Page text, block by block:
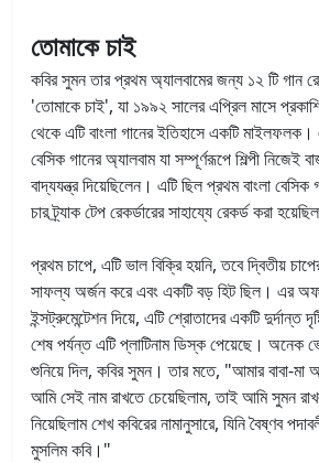
তোমাকে চাই
কবির সুমন তার প্রথম অ্যালবামের জন্য ১২ টি গান
'তোমাকে চাই', যা ১৯৯২ সালের এপ্রিল মাসে
থেকে এটি বাংলা গানের ইতিহাসে একটি মাইলফলক।
বেসিক গানের অ্যালবাম যা সম্পূর্ণরূপে শিল্পী নিজেই
বাদ্যযন্ত্র দিয়েছিলেন। এটি ছিল প্রথম বাংলা বেসিক
চার ট্র্যাক টেপ রেকর্ডারের সাহায্যে রেকর্ড করা
প্রথম চাপে, এটি ভাল বিক্রি হয়নি, তবে দ্বিতীয়
সাফল্য অর্জন করে এবং একটি বড় হিট ছিল। এর
ইন্সট্রুমেন্টেশন দিয়ে, এটি শ্রোতাদের একটি দুর্দান্ত
শেষ পর্যন্ত এটি প্লাটিনাম ডিস্ক পেয়েছে। অনেক
শুনিয়ে দিল, কবির সুমন। তার মতে, "আমার বাবা-মা
আমি সেই নাম রাখতে চেয়েছিলাম, তাই আমি সুমন
নিয়েছিলাম শেখ কবিরের নামানুসারে, যিনি বৈষ্ণব
মুসলিম কবি।"